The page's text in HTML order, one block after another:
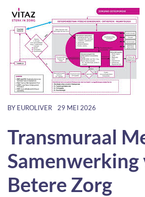
BY EUROLIVER 29 MEI 2026
Transmuraal
Samenwerking
Betere Zorg